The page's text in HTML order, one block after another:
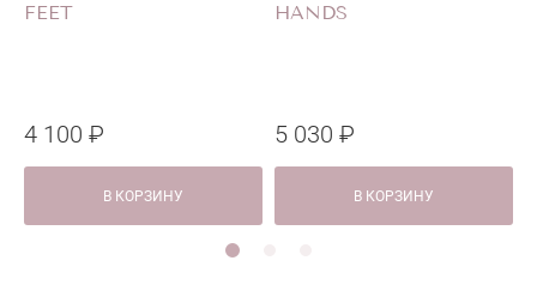
FEET
4 100 ₽
В КОРЗИНУ
HANDS
5 030 ₽
В КОРЗИНУ